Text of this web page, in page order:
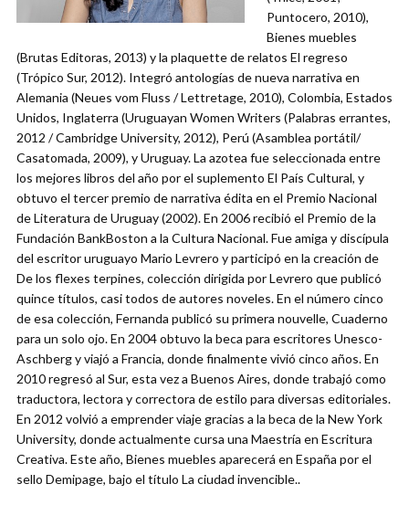
Puntocero, 2010),
Bienes muebles
(Brutas Editoras, 2013) y la plaquette de relatos El regreso
(Trópico Sur, 2012). Integró antologías de nueva narrativa en
Alemania (Neues vom Fluss / Lettretage, 2010), Colombia, Estados
Unidos, Inglaterra (Uruguayan Women Writers (Palabras errantes,
2012 / Cambridge University, 2012), Perú (Asamblea portátil/
Casatomada, 2009), y Uruguay. La azotea fue seleccionada entre
los mejores libros del año por el suplemento El País Cultural, y
obtuvo el tercer premio de narrativa édita en el Premio Nacional
de Literatura de Uruguay (2002). En 2006 recibió el Premio de la
Fundación BankBoston a la Cultura Nacional. Fue amiga y discípula
del escritor uruguayo Mario Levrero y participó en la creación de
De los flexes terpines, colección dirigida por Levrero que publicó
quince títulos, casi todos de autores noveles. En el número cinco
de esa colección, Fernanda publicó su primera nouvelle, Cuaderno
para un solo ojo. En 2004 obtuvo la beca para escritores Unesco-
Aschberg y viajó a Francia, donde finalmente vivió cinco años. En
2010 regresó al Sur, esta vez a Buenos Aires, donde trabajó como
traductora, lectora y correctora de estilo para diversas editoriales.
En 2012 volvió a emprender viaje gracias a la beca de la New York
University, donde actualmente cursa una Maestría en Escritura
Creativa. Este año, Bienes muebles aparecerá en España por el
sello Demipage, bajo el título La ciudad invencible..